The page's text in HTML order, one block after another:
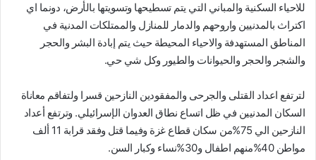
للاحياء السكنية والمباني التي يتم تسطيحها وتسويتها بالأرض، دونما اي
اكتراث بالمدنيين واروحهم والدمار للمنازل والممتلكات المدنية في
المناطق المستهدفة والاحياء المحيطة حيث يتم إبادة البشر والحجر
والشجر والحجر والحيوانات والطيور وكل شي حي.
لترتفع اعداد القتلى والجرحى والمفقودين النازحين قسرا ولتفاقم معاناة
السكان المدنيين في ظل اتساع نطاق العدوان الإسرائيلي. وترتفع أعداد
النازحين الي 75%من سكان قطاع غزة وفيما قتل وفقد قرابة 11 ألف
مواطن 40%منهم اطفال و30%نساء وكبار السن.